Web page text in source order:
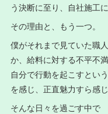
う決断に至り、自社施工
その理由と、もう一つ。
僕がそれまで見ていた職
か、給料に対する不平不
自分で行動を起こすとい
を感じ、正直魅力すら感
そんな日々を過ごす中で